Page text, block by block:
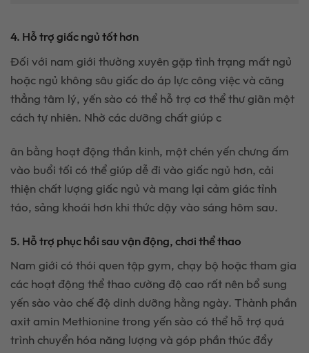
4. Hỗ trợ giấc ngủ tốt hơn
Đối với nam giới thường xuyên gặp tình trạng mất ngủ
hoặc ngủ không sâu giấc do áp lực công việc và căng
thẳng tâm lý, yến sào có thể hỗ trợ cơ thể thư giãn một
cách tự nhiên. Nhờ các dưỡng chất giúp c
ân bằng hoạt động thần kinh, một chén yến chưng ấm
vào buổi tối có thể giúp dễ đi vào giấc ngủ hơn, cải
thiện chất lượng giấc ngủ và mang lại cảm giác tỉnh
táo, sảng khoái hơn khi thức dậy vào sáng hôm sau.
5. Hỗ trợ phục hồi sau vận động, chơi thể thao
Nam giới có thói quen tập gym, chạy bộ hoặc tham gia
các hoạt động thể thao cường độ cao rất nên bổ sung
yến sào vào chế độ dinh dưỡng hằng ngày. Thành phần
axit amin Methionine trong yến sào có thể hỗ trợ quá
trình chuyển hóa năng lượng và góp phần thúc đẩy